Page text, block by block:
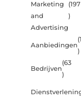
Marketing
and
Advertising
(197
)
Aanbiedingen
)
Bedrijven
(63
)